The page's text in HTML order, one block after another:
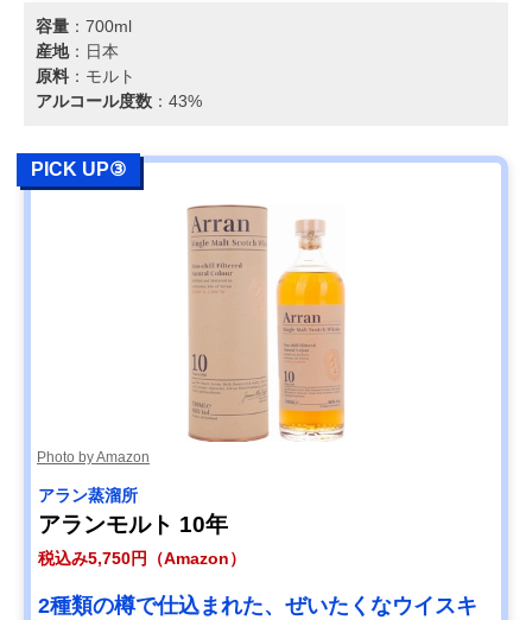
容量 ：700ml
産地：日本
原料 ：モルト
アルコール度数 ：43%
PICK UP③
Photo by Amazon
アラン蒸溜所
アランモルト 10年
税込み5,750円（Amazon）
2種類の樽で仕込まれた、ぜいたくなウイスキ